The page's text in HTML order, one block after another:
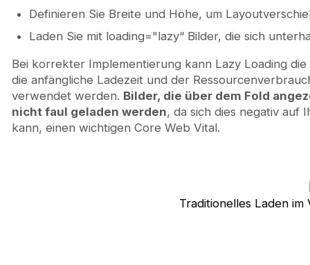
Definieren Sie Breite und Höhe, um
Laden Sie mit loading="lazy“ Bilder, die sich
Bei korrekter Implementierung kann Lazy Loading
die anfängliche Ladezeit und der
verwendet werden. Bilder, die über dem Fold
nicht faul geladen werden, da sich dies negativ auf
kann, einen wichtigen Core Web Vital.
Traditionelles Laden